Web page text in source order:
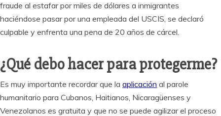
fraude al estafar por miles de dólares a inmigrantes
haciéndose pasar por una empleada del USCIS, se declaró
culpable y enfrenta una pena de 20 años de cárcel.
¿Qué debo hacer para protegerme?
Es muy importante recordar que la aplicación al parole
humanitario para Cubanos, Haitianos, Nicaragüenses y
Venezolanos es gratuita y que no se puede agilizar el proceso